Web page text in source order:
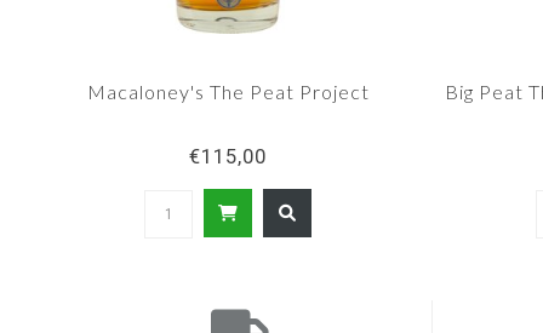
Macaloney's The Peat Project
€115,00
Big Peat